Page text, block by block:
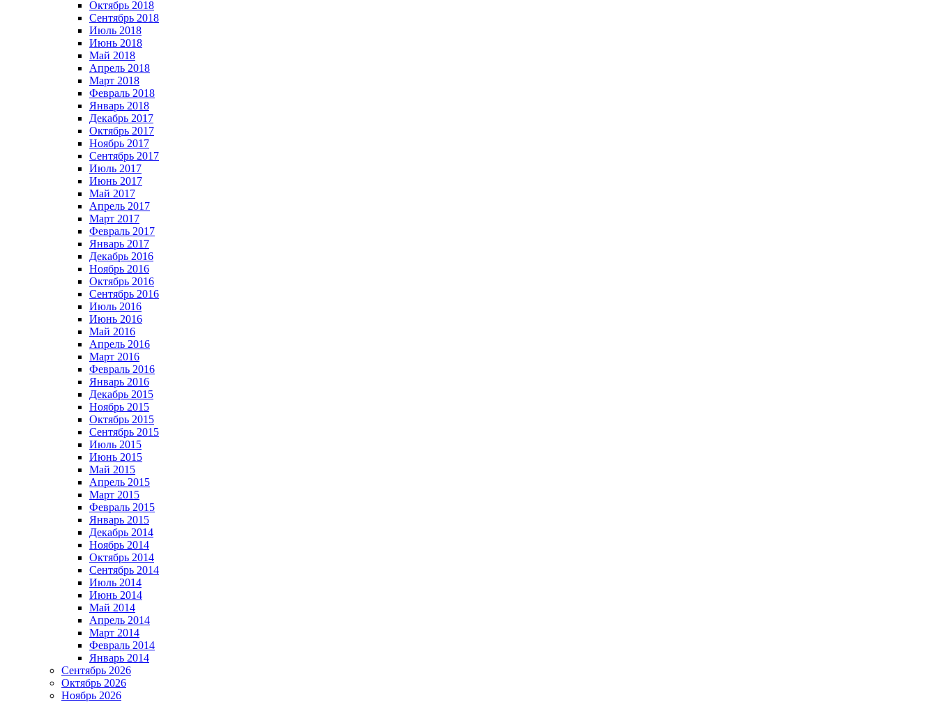
Октябрь 2018
Сентябрь 2018
Июль 2018
Июнь 2018
Май 2018
Апрель 2018
Март 2018
Февраль 2018
Январь 2018
Декабрь 2017
Октябрь 2017
Ноябрь 2017
Сентябрь 2017
Июль 2017
Июнь 2017
Май 2017
Апрель 2017
Март 2017
Февраль 2017
Январь 2017
Декабрь 2016
Ноябрь 2016
Октябрь 2016
Сентябрь 2016
Июль 2016
Июнь 2016
Май 2016
Апрель 2016
Март 2016
Февраль 2016
Январь 2016
Декабрь 2015
Ноябрь 2015
Октябрь 2015
Сентябрь 2015
Июль 2015
Июнь 2015
Май 2015
Апрель 2015
Март 2015
Февраль 2015
Январь 2015
Декабрь 2014
Ноябрь 2014
Октябрь 2014
Сентябрь 2014
Июль 2014
Июнь 2014
Май 2014
Апрель 2014
Март 2014
Февраль 2014
Январь 2014
Сентябрь 2026
Октябрь 2026
Ноябрь 2026